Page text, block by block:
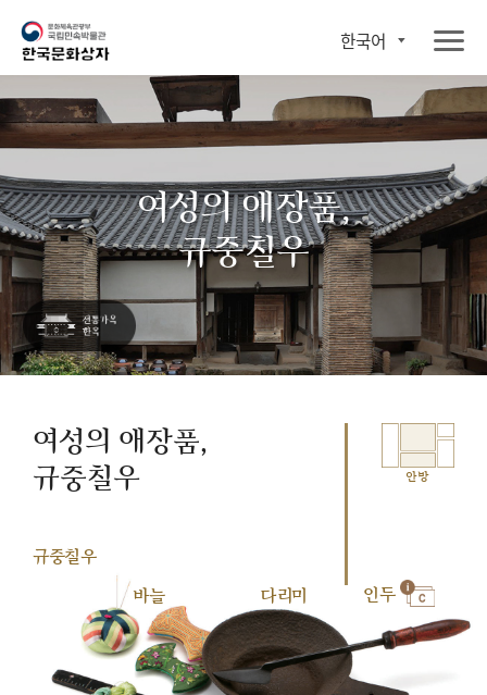
한국어
여성의 애장품,
규중칠우
여성의 애장품,
규중칠우
안방
규중칠우
바늘
다리미 인두